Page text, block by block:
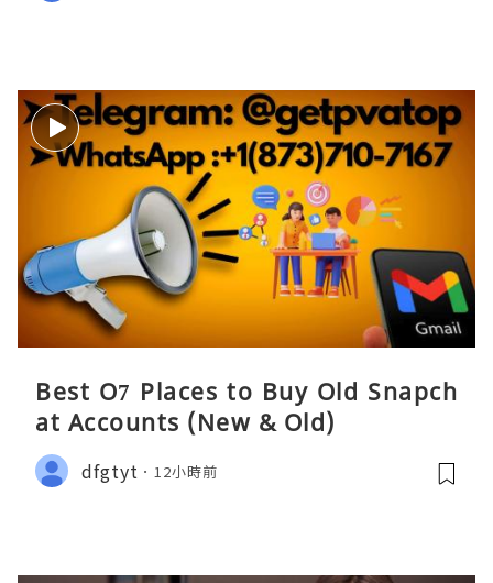
Best O7 Places to Buy Old Snapch
at Accounts (New & Old)
dfgtyt 12小時前